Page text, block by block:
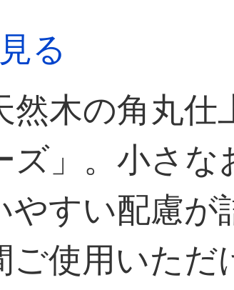
る
木の角丸仕
」。小さな
すい配慮が
使用いただ